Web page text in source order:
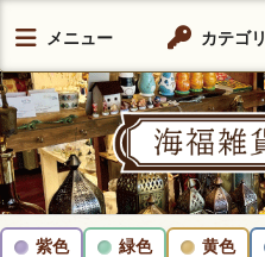
メニュー カテゴリ
紫色 緑色 黄色